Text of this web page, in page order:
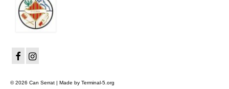
© 2026 Can Serrat | Made by Terminal-5.org